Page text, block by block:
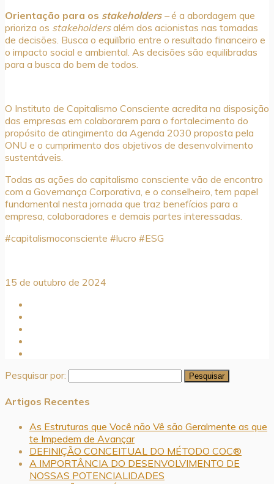
Orientação para os stakeholders –é a abordagem que
prioriza os stakeholdersalém dos acionistas nas tomadas
de decisões. Busca o equilíbrio entre o resultado financeiro e
o impacto social e ambiental. As decisões são equilibradas
para a busca do bem de todos.
O Instituto de Capitalismo Consciente acredita na disposição
das empresas em colaborarem para o fortalecimento do
propósito de atingimento da Agenda 2030 proposta pela
ONU e o cumprimento dos objetivos de desenvolvimento
sustentáveis.
Todas as ações do capitalismo consciente vão de encontro
com a Governança Corporativa, e o conselheiro, tem papel
fundamental nesta jornada que traz benefícios para a
empresa, colaboradores e demais partes interessadas.
#capitalismoconsciente #lucro #ESG
15 de outubro de 2024
Pesquisar por:
Artigos Recentes
As Estruturas que Você não Vê são Geralmente as que
te Impedem de Avançar
DEFINIÇÃO CONCEITUAL DO MÉTODO COC®
A IMPORTÂNCIA DO DESENVOLVIMENTO DE
NOSSAS POTENCIALIDADES